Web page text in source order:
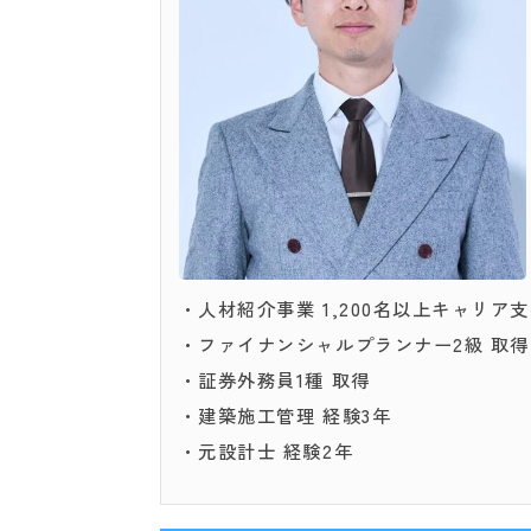
・人材紹介事業 1,200名以上キャリア
・ファイナンシャルプランナー2級 取得
・証券外務員1種 取得
・建築施工管理 経験3年
・元設計士 経験2年